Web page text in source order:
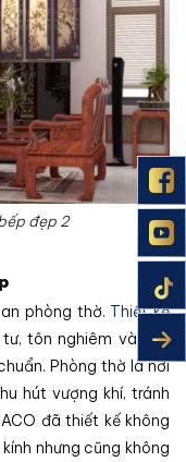
đẹp 2
phòng thờ. Thiết kế
tôn nghiêm và yên
Phòng thờ là nơi
hút vượng khí, tránh
đã thiết kế không
nhưng cũng không